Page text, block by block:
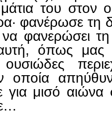
του στον
φανέρωσε τη
φανερώσει
όπως μας
οποία
για μισό